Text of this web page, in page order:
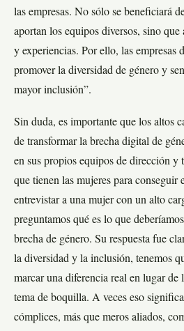
las empresas. No sólo se beneficiará
aportan los equipos diversos, sino que
y experiencias. Por ello, las empresas
promover la diversidad de género y
mayor inclusión”.
Sin duda, es importante que los altos
de transformar la brecha digital de
en sus propios equipos de dirección y
que tienen las mujeres para
entrevistar a una mujer con un alto
preguntamos qué es lo que
brecha de género. Su respuesta fue
la diversidad y la inclusión, tenemos
marcar una diferencia real en lugar de
tema de boquilla. A veces eso
cómplices, más que meros aliados,